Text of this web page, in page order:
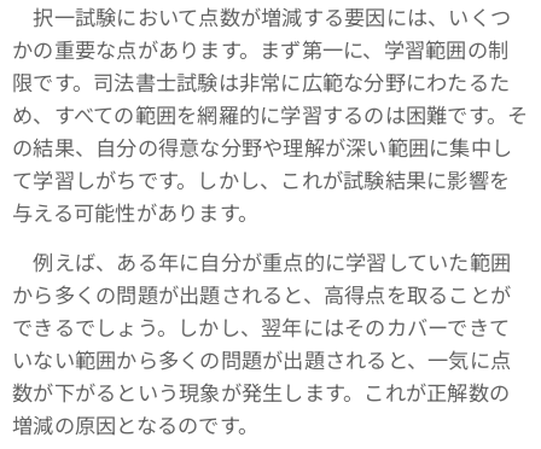
択一試験において点数が増減する要因には、いくつ
かの重要な点があります。まず第一に、学習範囲の制
限です。司法書士試験は非常に広範な分野にわたるた
め、すべての範囲を網羅的に学習するのは困難です。そ
の結果、自分の得意な分野や理解が深い範囲に集中し
て学習しがちです。しかし、これが試験結果に影響を
与える可能性があります。
例えば、ある年に自分が重点的に学習していた範囲
から多くの問題が出題されると、高得点を取ることが
できるでしょう。しかし、翌年にはそのカバーできて
いない範囲から多くの問題が出題されると、一気に点
数が下がるという現象が発生します。これが正解数の
増減の原因となるのです。